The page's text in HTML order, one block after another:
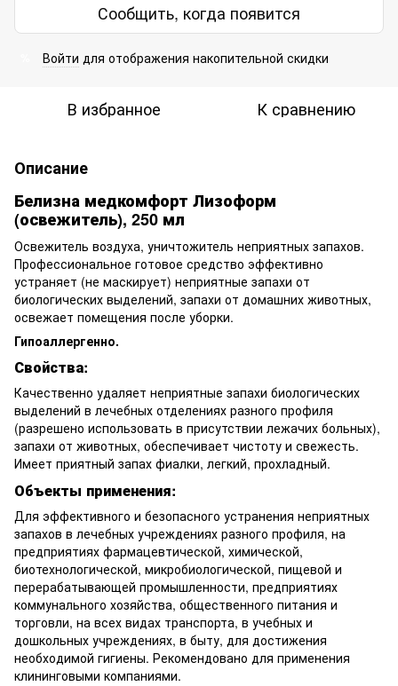
Сообщить, когда появится
Войти для отображения накопительной скидки
В избранное К сравнению
Описание
Белизна медкомфорт Лизоформ
(освежитель), 250 мл
Освежитель воздуха, уничтожитель неприятных запахов.
Профессиональное готовое средство эффективно
устраняет (не маскирует) неприятные запахи от
биологических выделений, запахи от домашних животных,
освежает помещения после уборки.
Гипоаллергенно.
Свойства:
Качественно удаляет неприятные запахи биологических
выделений в лечебных отделениях разного профиля
(разрешено использовать в присутствии лежачих больных),
запахи от животных, обеспечивает чистоту и свежесть.
Имеет приятный запах фиалки, легкий, прохладный.
Объекты применения:
Для эффективного и безопасного устранения неприятных
запахов в лечебных учреждениях разного профиля, на
предприятиях фармацевтической, химической,
биотехнологической, микробиологической, пищевой и
перерабатывающей промышленности, предприятиях
коммунального хозяйства, общественного питания и
торговли, на всех видах транспорта, в учебных и
дошкольных учреждениях, в быту, для достижения
необходимой гигиены. Рекомендовано для применения
клининговыми компаниями.